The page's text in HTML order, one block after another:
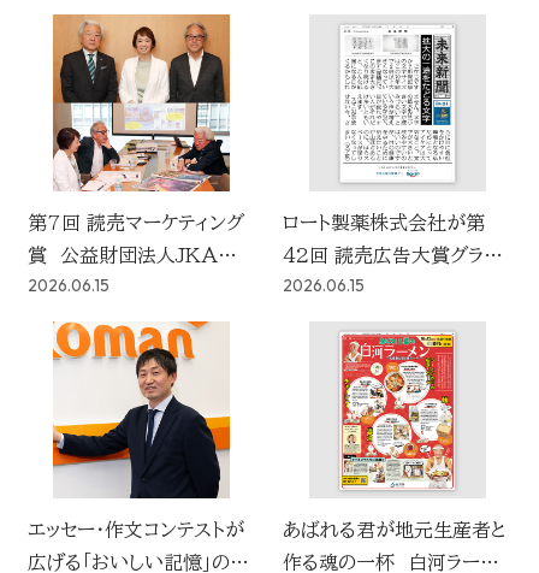
い広い世界で。」
タッチポイントと体験価値
【コンソーシアムパートナー
第7回 読売マーケティング
賞 公益財団法人JKAがグ
ランプリに決定！
2026.06.15
ロート製薬株式会社が第
42回 読売広告大賞グラン
プリに決定！
2026.06.15
エッセー・作文コンテストが
広げる「おいしい記憶」の
あばれる君が地元生産者と
作る魂の一杯 白河ラーメ